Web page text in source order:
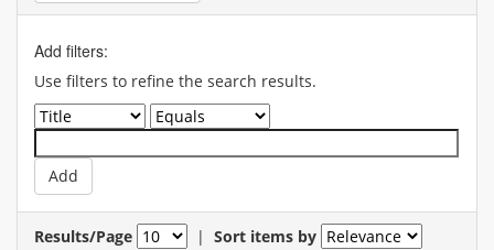
Add filters:
Use filters to refine the search results.
Results/Page | Sort items by